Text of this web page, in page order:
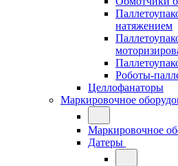
натяжением
Роботы-
Целлофанаторы
Маркировочное
Маркировочное
Датеры